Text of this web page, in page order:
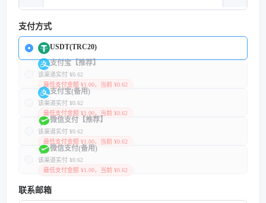
支付方式
USDT(TRC20)
支付宝【推荐】
该渠道实付 ¥0.62
最低支付金额 ¥1.00，当前 ¥0.62
支付宝(备用)
该渠道实付 ¥0.62
最低支付金额 ¥1.00，当前 ¥0.62
微信支付【推荐】
该渠道实付 ¥0.62
最低支付金额 ¥1.00，当前 ¥0.62
微信支付(备用)
该渠道实付 ¥0.62
最低支付金额 ¥1.00，当前 ¥0.62
联系邮箱